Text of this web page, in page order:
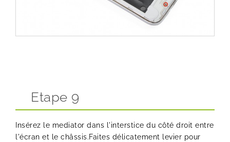
Etape 9
Insérez le mediator dans l'interstice du côté droit entre
l'écran et le châssis.Faites délicatement levier pour